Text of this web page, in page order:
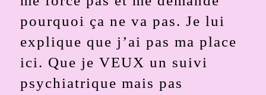
pourquoi ça ne va pas. Je lui
explique que j’ai pas ma place
ici. Que je VEUX un suivi
psychiatrique mais pas